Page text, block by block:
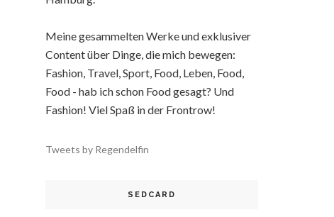
Meine gesammelten Werke und exklusiver
Content über Dinge, die mich bewegen:
Fashion, Travel, Sport, Food, Leben, Food,
Food - hab ich schon Food gesagt? Und
Fashion! Viel Spaß in der Frontrow!
Tweets by Regendelfin
SEDCARD